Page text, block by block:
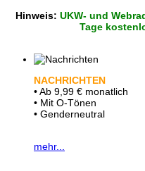
Hinweis: UKW- und
Tage
NACHRICHTEN
• Ab 9,99 € monatlich
• Mit O-Tönen
• Genderneutral
mehr...